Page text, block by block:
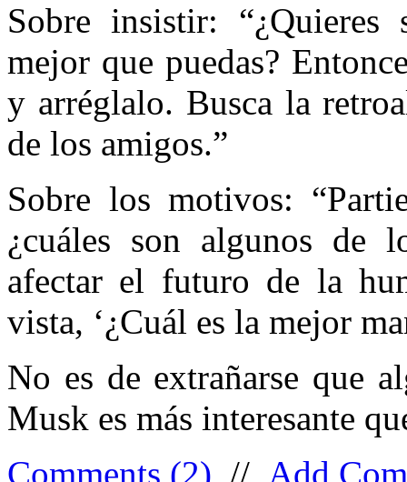
Sobre insistir:
mejor que puedas?
y arréglalo. Busca la
de los amigos.”
Sobre los motivos:
¿cuáles son algunos de
afectar el futuro de la
vista, ‘¿Cuál es la mejor
No es de extrañarse que
Musk es más interesante
Comments (2) // Add